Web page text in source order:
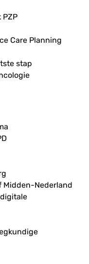
Care Planning
stap
Midden-Nederland